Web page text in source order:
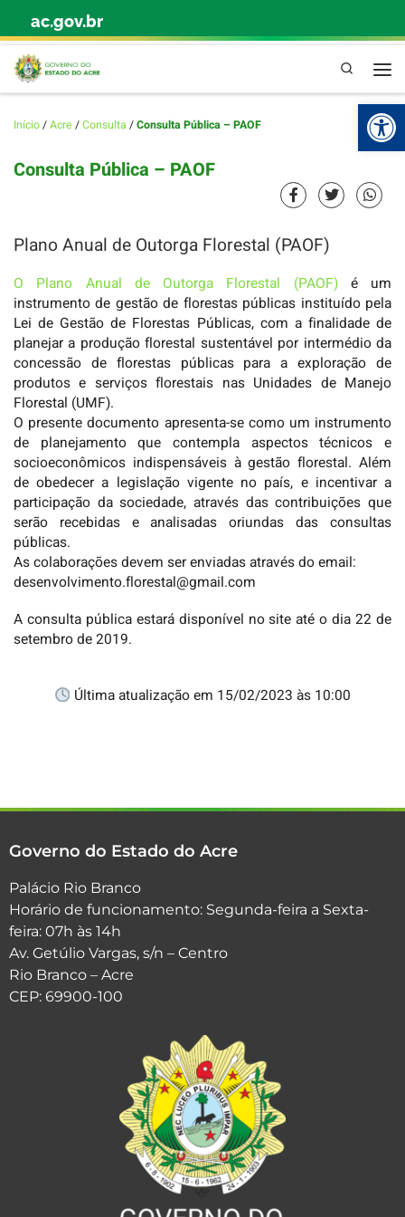
Skip to content
ac.gov.br
Pesquisa
Início/Acre /Consulta /Consulta Pública – PAOF
Consulta Pública – PAOF
Plano Anual de Outorga Florestal (PAOF)
O Plano Anual de Outorga Florestal (PAOF)é um
instrumento de gestão de florestas públicas instituído pela
Lei de Gestão de Florestas Públicas, com a finalidade de
planejar a produção florestal sustentável por intermédio da
concessão de florestas públicas para a exploração de
produtos e serviços florestais nas Unidades de Manejo
Florestal (UMF).
O presente documento apresenta-se como um instrumento
de planejamento que contempla aspectos técnicos e
socioeconômicos indispensáveis à gestão florestal. Além
de obedecer a legislação vigente no país, e incentivar a
participação da sociedade, através das contribuições que
serão recebidas e analisadas oriundas das consultas
públicas.
As colaborações devem ser enviadas através do email:
desenvolvimento.florestal@gmail.com
A consulta pública estará disponível no site até o dia 22 de
setembro de 2019.
Última atualização em 15/02/2023 às 10:00
Governo do Estado do Acre
Palácio Rio Branco
Horário de funcionamento: Segunda-feira a Sexta-
feira: 07h às 14h
Av. Getúlio Vargas, s/n – Centro
Rio Branco – Acre
CEP: 69900-100